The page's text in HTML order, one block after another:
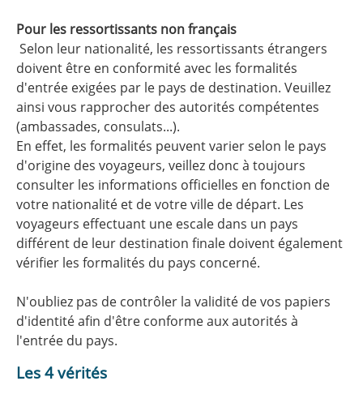
Pour les ressortissants non français
Selon leur nationalité, les ressortissants étrangers
doivent être en conformité avec les formalités
d'entrée exigées par le pays de destination. Veuillez
ainsi vous rapprocher des autorités compétentes
(ambassades, consulats...).
En effet, les formalités peuvent varier selon le pays
d'origine des voyageurs, veillez donc à toujours
consulter les informations officielles en fonction de
votre nationalité et de votre ville de départ. Les
voyageurs effectuant une escale dans un pays
différent de leur destination finale doivent également
vérifier les formalités du pays concerné.
N'oubliez pas de contrôler la validité de vos papiers
d'identité afin d'être conforme aux autorités à
l'entrée du pays.
Les 4 vérités